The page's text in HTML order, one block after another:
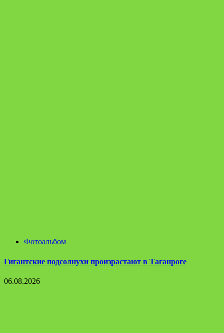
Фотоальбом
Гигантские подсолнухи произрастают в Таганроге
06.08.2026